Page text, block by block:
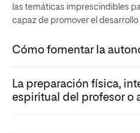
las temáticas imprescindibles
capaz de promover el
Cómo fomentar la
La preparación física,
espiritual del profesor o